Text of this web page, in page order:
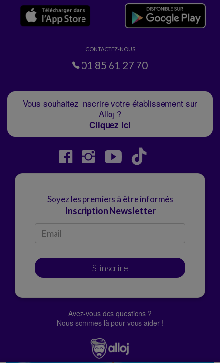
CONTACTEZ-NOUS
01 85 61 27 70
Vous souhaitez inscrire votre établissement sur
Alloj ?
Cliquez ici
Soyez les premiers à être informés
Inscription Newsletter
S'inscrire
Avez-vous des questions ?
Nous sommes là pour vous aider !